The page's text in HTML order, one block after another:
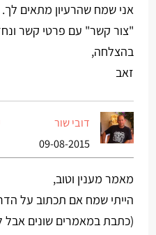
אני שמח שהרעיון מתאים
"צור קשר" עם פרטי קשר
בהצלחה,
זאב
דובי שור
09-08-2015
מאמר מענין וטוב,
הייתי שמח אם תכתוב על
(כתבת במאמרים שונים אבל